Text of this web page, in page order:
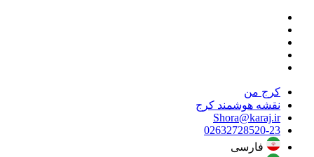
کرج من
نقشه هوشمند کرج
Shora@karaj.ir
02632728520-23
فارسی